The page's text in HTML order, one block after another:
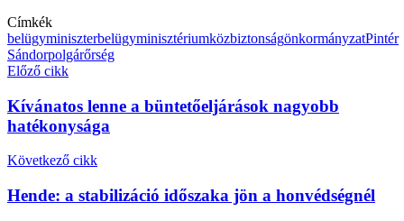
Címkék
belügyminiszterbelügyminisztériumközbiztonságönkormányzatPintér
Sándorpolgárőrség
Előző cikk
Kívánatos lenne a büntetőeljárások nagyobb
hatékonysága
Következő cikk
Hende: a stabilizáció időszaka jön a honvédségnél